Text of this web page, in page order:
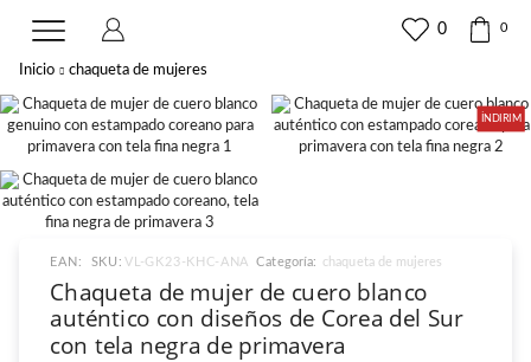
0 0
Inicio chaqueta de mujeres
İNDIRIM
EAN: SKU: VL-GK23-KHC-ANA Categoría: chaqueta de mujeres
Chaqueta de mujer de cuero blanco
auténtico con diseños de Corea del Sur
con tela negra de primavera